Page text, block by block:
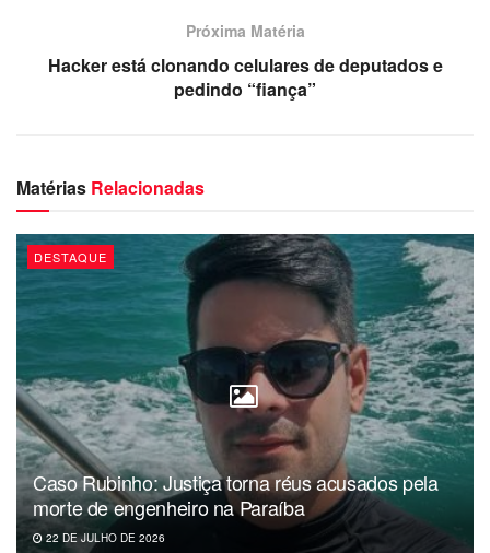
Próxima Matéria
Hacker está clonando celulares de deputados e
pedindo “fiança”
Matérias Relacionadas
DESTAQUE
Caso Rubinho: Justiça torna réus acusados pela
morte de engenheiro na Paraíba
22 DE JULHO DE 2026